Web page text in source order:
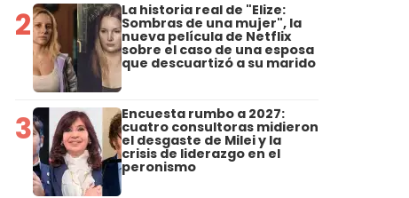
2 La historia real de "Elize:
Sombras de una mujer", la
nueva película de Netflix
sobre el caso de una esposa
que descuartizó a su marido
3 Encuesta rumbo a 2027:
cuatro consultoras midieron
el desgaste de Milei y la
crisis de liderazgo en el
peronismo